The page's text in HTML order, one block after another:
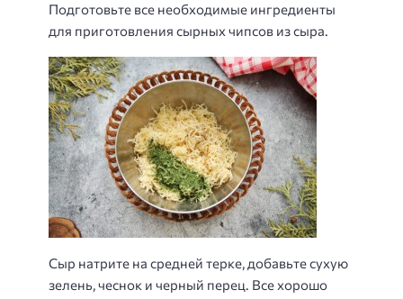
Подготовьте все необходимые ингредиенты
для приготовления сырных чипсов из сыра.
Сыр натрите на средней терке, добавьте сухую
зелень, чеснок и черный перец. Все хорошо